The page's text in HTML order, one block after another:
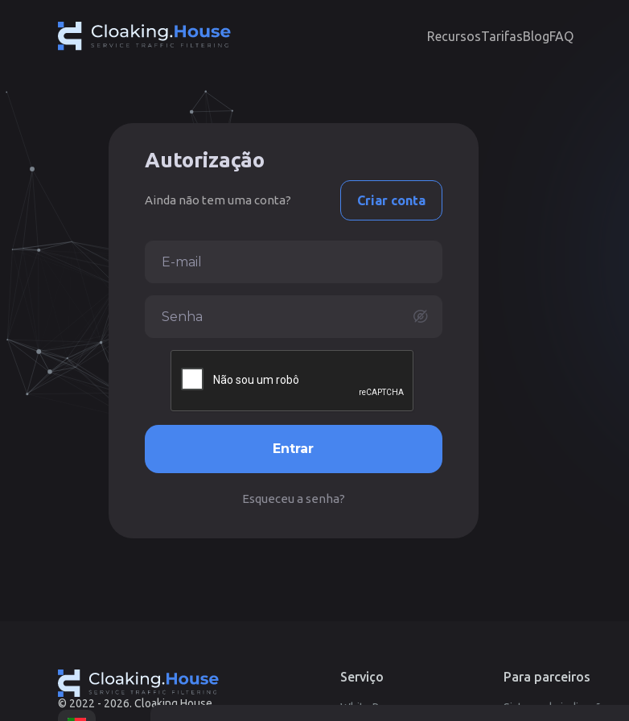
RecursosTarifasBlogFAQ
Autorização
Ainda não tem uma conta? Criar conta
Entrar
Esqueceu a senha?
© 2022 - 2026. Cloaking.House
Serviço
White Pages
Para parceiros
Sistema de indicação